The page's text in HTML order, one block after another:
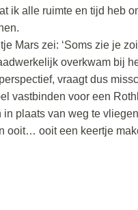
ik alle ruimte en tijd heb
Mars zei: ‘Soms zie je
overkwam bij
vraagt dus
vastbinden voor een
plaats van weg te
ooit… ooit een keertje